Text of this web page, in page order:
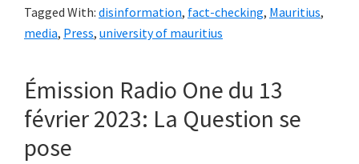
Tagged With: disinformation, fact-checking, Mauritius,
media, Press, university of mauritius
Émission Radio One du 13
février 2023: La Question se
pose